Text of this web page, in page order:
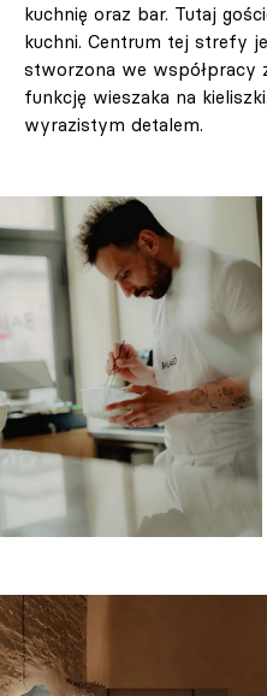
kuchnię oraz bar. Tutaj
kuchni. Centrum tej strefy
stworzona we współpracy
funkcję wieszaka na
wyrazistym detalem.